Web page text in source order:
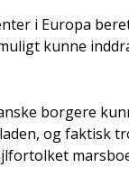
i Euro­pa
kun­ne
bor­ge­re
og fak­tisk